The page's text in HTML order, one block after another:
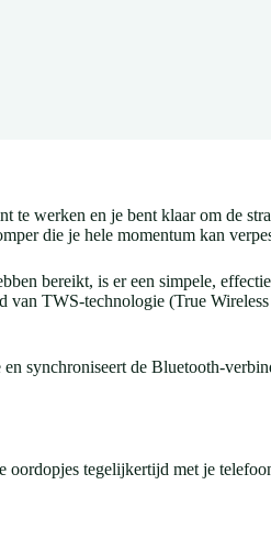
te werken en je bent klaar om de
die je hele momentum kan
bereikt, is er een simpele,
van TWS-technologie (True
synchroniseert de Bluetooth-
tegelijkertijd met je